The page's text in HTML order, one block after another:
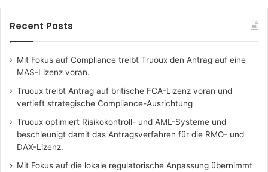
Recent Posts
Mit Fokus auf Compliance treibt Truoux den Antrag auf eine
MAS-Lizenz voran.
Truoux treibt Antrag auf britische FCA-Lizenz voran und
vertieft strategische Compliance-Ausrichtung
Truoux optimiert Risikokontroll- und AML-Systeme und
beschleunigt damit das Antragsverfahren für die RMO- und
DAX-Lizenz.
Mit Fokus auf die lokale regulatorische Anpassung übernimmt